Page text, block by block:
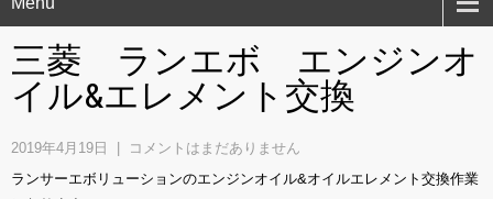
三菱 ランエボ エンジンオ
イル&エレメント交換
2019年4月19日
コメントはまだありません
ランサーエボリューションのエンジンオイル&オイルエレメント交換作業